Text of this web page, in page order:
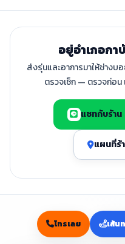
อยู่อำเภอก
ส่งรุ่นและอาการมาให้ช่าง
ตรวจเช็ก — ตรวจก่อ
แชทกับร้าน
แผนที่ร้
โทรเลย เส้น